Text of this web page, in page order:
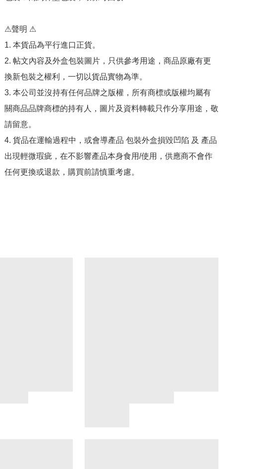
⚠聲明 ⚠
1. 本貨品為平行進口正貨。
2. 帖文內容及外盒包裝圖片，只供參考用途，商品原廠有更
換新包裝之權利，一切以貨品實物為準。
3. 本公司並沒持有任何品牌之版權，所有商標或版權均屬有
關商品品牌商標的持有人，圖片及資料轉載只作分享用途，敬
請留意。
4. 貨品在運輸過程中，或會導產品 包裝外盒損毀凹陷 及 產品
出現輕微瑕疵，在不影響產品本身食用/使用，供應商不會作
任何更換或退款，購買前請慎重考慮。